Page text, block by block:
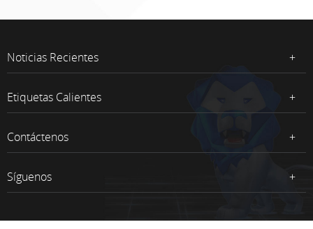
Noticias Recientes
Etiquetas Calientes
Contáctenos
Síguenos